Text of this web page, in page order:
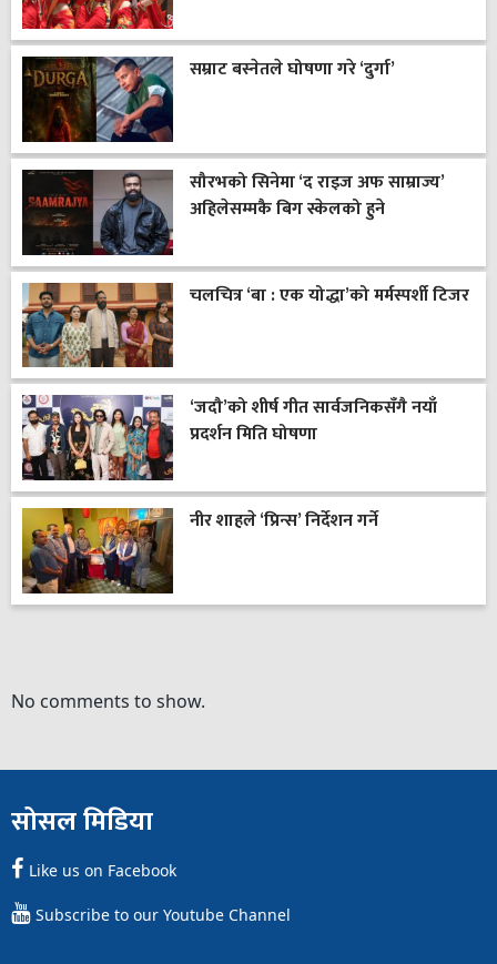
सम्राट बस्नेतले घोषणा गरे ‘दुर्गा’
सौरभको सिनेमा ‘द राइज अफ साम्राज्य’
अहिलेसम्मकै बिग स्केलको हुने
चलचित्र ‘बा : एक योद्धा’को मर्मस्पर्शी टिजर
‘जदौ’को शीर्ष गीत सार्वजनिकसँगै नयाँ
प्रदर्शन मिति घोषणा
नीर शाहले ‘प्रिन्स’ निर्देशन गर्ने
No comments to show.
सोसल मिडिया
Like us on Facebook
Subscribe to our Youtube Channel